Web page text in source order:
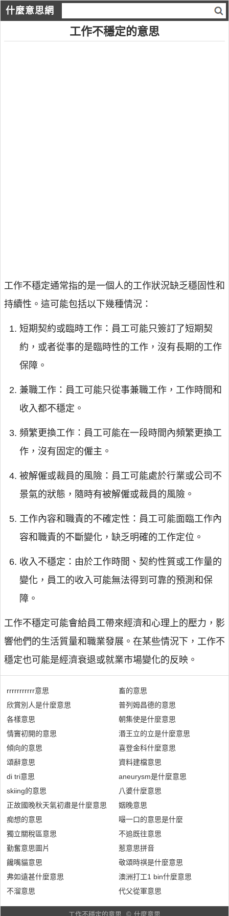
什麼意思網
工作不穩定的意思
工作不穩定通常指的是一個人的工作狀況缺乏穩固性和
持續性。這可能包括以下幾種情況：
短期契約或臨時工作：員工可能只簽訂了短期契
約，或者從事的是臨時性的工作，沒有長期的工作
保障。
兼職工作：員工可能只從事兼職工作，工作時間和
收入都不穩定。
頻繁更換工作：員工可能在一段時間內頻繁更換工
作，沒有固定的僱主。
被解僱或裁員的風險：員工可能處於行業或公司不
景氣的狀態，隨時有被解僱或裁員的風險。
工作內容和職責的不確定性：員工可能面臨工作內
容和職責的不斷變化，缺乏明確的工作定位。
收入不穩定：由於工作時間、契約性質或工作量的
變化，員工的收入可能無法得到可靠的預測和保
障。
工作不穩定可能會給員工帶來經濟和心理上的壓力，影
響他們的生活質量和職業發展。在某些情況下，工作不
穩定也可能是經濟衰退或就業市場變化的反映。
rrrrrrrrrrr意思
欣賞別人是什麼意思
各樣意思
情竇初開的意思
傾向的意思
頌辭意思
di tri意思
skiing的意思
正故國晚秋天氣初肅是什麼意思
痴想的意思
獨立關稅區意思
勤奮意思圖片
饞嘴貓意思
弗如遠甚什麼意思
不溜意思
畜的意思
普列姆昌德的意思
朝集使是什麼意思
湣王立的立是什麼意思
喜登金科什麼意思
資料建檔意思
aneurysm是什麼意思
八婆什麼意思
姻晚意思
嘬一口的意思是什麼
不追既往意思
惹意思拼音
敬頌時祺是什麼意思
澳洲打工1 bin什麼意思
代父從軍意思
工作不穩定的意思 © 什麼意思